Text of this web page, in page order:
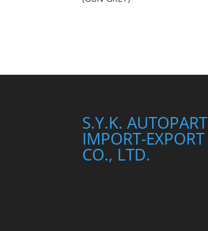
S.Y.K. AUTOPART
IMPORT-EXPORT
CO., LTD.